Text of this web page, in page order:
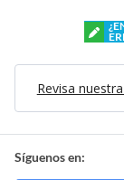
Revisa
Síguenos en: